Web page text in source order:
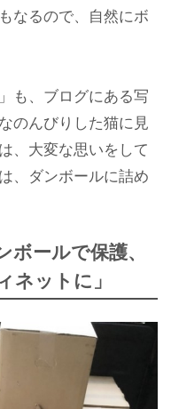
なるので、自然にボ
も、ブログにある写
のんびりした猫に見
、大変な思いをして
、ダンボールに詰め
ールで保護、
ネットに」